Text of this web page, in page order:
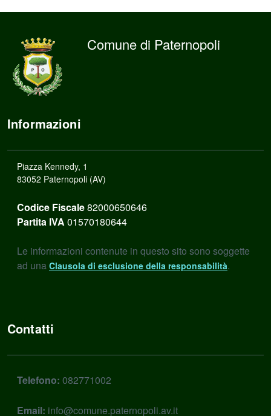
Comune di Paternopoli
Informazioni
Piazza Kennedy, 1
83052 Paternopoli (AV)
Codice Fiscale82000650646
Partita IVA 01570180644
Le informazioni contenute in questo sito sono soggette
ad una Clausola di esclusione della responsabilità.
Contatti
Telefono: 082771002
Email: info@comune.paternopoli.av.it